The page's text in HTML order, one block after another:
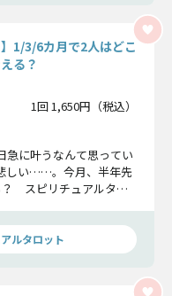
】1/3/6カ月で2人はどこ
る？
1回 1,650円（税込）
急に叶うなんて思ってい
しい……。今月、半年先
スピリチュアルタロ
ルタロット